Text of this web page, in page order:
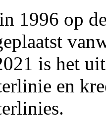
1996 op
is het
en